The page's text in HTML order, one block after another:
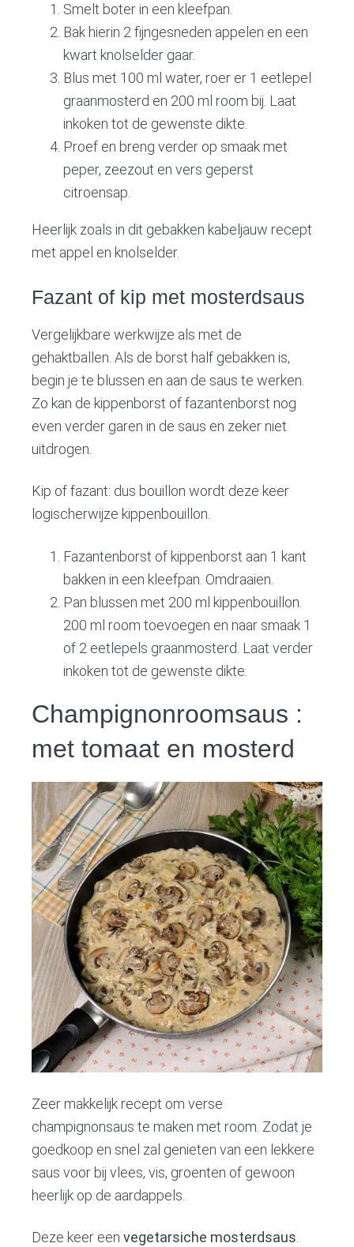
Smelt boter in een kleefpan.
Bak hierin 2 fijngesneden appelen en een
kwart knolselder gaar.
Blus met 100 ml water, roer er 1 eetlepel
graanmosterd en 200 ml room bij. Laat
inkoken tot de gewenste dikte.
Proef en breng verder op smaak met
peper, zeezout en vers geperst
citroensap.
Heerlijk zoals in dit gebakken kabeljauw recept
met appel en knolselder.
Fazant of kip met mosterdsaus
Vergelijkbare werkwijze als met de
gehaktballen. Als de borst half gebakken is,
begin je te blussen en aan de saus te werken.
Zo kan de kippenborst of fazantenborst nog
even verder garen in de saus en zeker niet
uitdrogen.
Kip of fazant: dus bouillon wordt deze keer
logischerwijze kippenbouillon.
Fazantenborst of kippenborst aan 1 kant
bakken in een kleefpan. Omdraaien.
Pan blussen met 200 ml kippenbouillon.
200 ml room toevoegen en naar smaak 1
of 2 eetlepels graanmosterd. Laat verder
inkoken tot de gewenste dikte.
Champignonroomsaus :
met tomaat en mosterd
Zeer makkelijk recept om verse
champignonsaus te maken met room. Zodat je
goedkoop en snel zal genieten van een lekkere
saus voor bij vlees, vis, groenten of gewoon
heerlijk op de aardappels.
Deze keer eenvegetarsiche mosterdsaus.